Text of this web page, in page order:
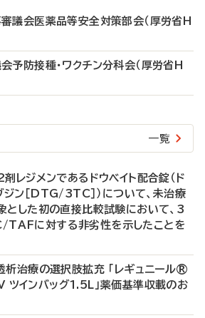
議会医薬品等安全対策部会（厚労省H
予防接種・ワクチン分科会（厚労省H
一覧
レジメンであるドウベイト配合錠（ド
ン［DTG/3TC］）について、未治療
した初の直接比較試験において、3
に対する非劣性を示したことを
治療の選択肢拡充 「レギュニール®
インバッグ1.5L」薬価基準収載のお